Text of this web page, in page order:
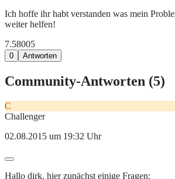
Ich hoffe ihr habt verstanden was mein
weiter helfen!
7.58005
0 Antworten
Community-Antworten (5)
C
Challenger
02.08.2015 um 19:32 Uhr
Hallo dirk, hier zunächst einige Fragen: